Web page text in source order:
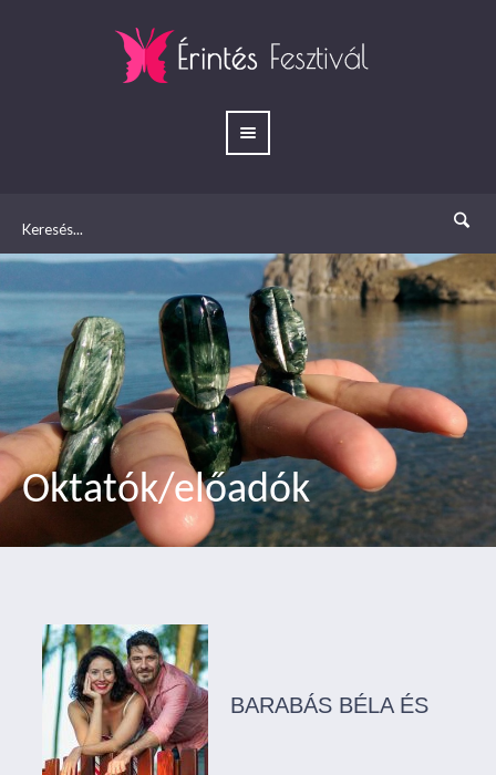
Oktatók/előadók
BARABÁS BÉLA ÉS